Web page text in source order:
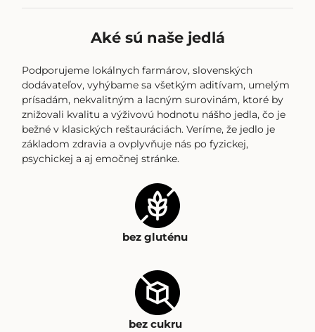
Aké sú naše jedlá
Podporujeme lokálnych farmárov, slovenských
dodávateľov, vyhýbame sa všetkým aditívam, umelým
prísadám, nekvalitným a lacným surovinám, ktoré by
znižovali kvalitu a výživovú hodnotu nášho jedla, čo je
bežné v klasických reštauráciách. Veríme, že jedlo je
základom zdravia a ovplyvňuje nás po fyzickej,
psychickej a aj emočnej stránke.
bez gluténu
bez cukru